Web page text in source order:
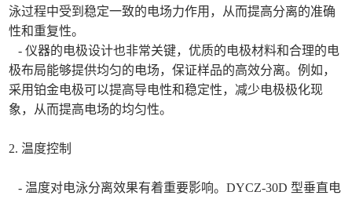
泳过程中受到稳定一致的电场力作用，从而提高分离的准确
性和重复性。
- 仪器的电极设计也非常关键，优质的电极材料和合理的电
极布局能够提供均匀的电场，保证样品的高效分离。例如，
采用铂金电极可以提高导电性和稳定性，减少电极极化现
象，从而提高电场的均匀性。
2. 温度控制
- 温度对电泳分离效果有着重要影响。DYCZ-30D 型垂直电